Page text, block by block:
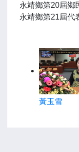
永靖鄉第20屆鄉
永靖鄉第21屆代
黃玉雪